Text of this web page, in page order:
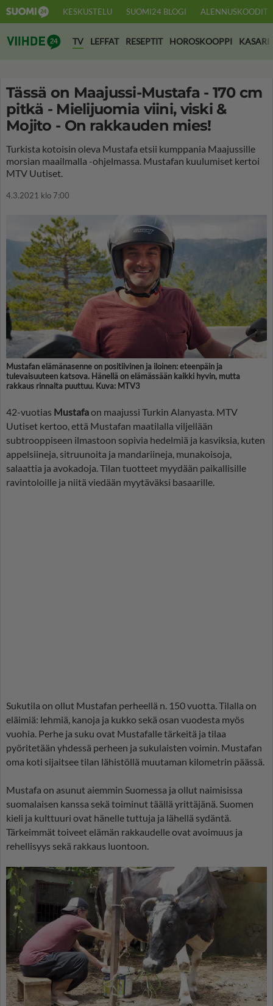
KESKUSTELU SUOMI24 BLOGI ALENNUSKOODIT
Suomi24 Viihde
TV LEFFAT RESEPTIT HOROSKOOPPI KASARI
Tässä on Maajussi-Mustafa - 170 cm
pitkä - Mielijuomia viini, viski &
Mojito - On rakkauden mies!
Turkista kotoisin oleva Mustafa etsii kumppania Maajussille
morsian maailmalla -ohjelmassa. Mustafan kuulumiset kertoi
MTV Uutiset.
4.3.2021 klo 7:00
Mustafan elämänasenne on positiivinen ja iloinen: eteenpäin ja
tulevaisuuteen katsova. Hänellä on elämässään kaikki hyvin, mutta
rakkaus rinnalta puuttuu. Kuva: MTV3
42-vuotias Mustafaon maajussi Turkin Alanyasta. MTV
Uutiset kertoo, että Mustafan maatilalla viljellään
subtrooppiseen ilmastoon sopivia hedelmiä ja kasviksia, kuten
appelsiineja, sitruunoita ja mandariineja, munakoisoja,
salaattia ja avokadoja. Tilan tuotteet myydään paikallisille
ravintoloille ja niitä viedään myytäväksi basaarille.
Sukutila on ollut Mustafan perheellä n. 150 vuotta. Tilalla on
eläimiä: lehmiä, kanoja ja kukko sekä osan vuodesta myös
vuohia. Perhe ja suku ovat Mustafalle tärkeitä ja tilaa
pyöritetään yhdessä perheen ja sukulaisten voimin. Mustafan
oma koti sijaitsee tilan lähistöllä muutaman kilometrin päässä.
Mustafa on asunut aiemmin Suomessa ja ollut naimisissa
suomalaisen kanssa sekä toiminut täällä yrittäjänä. Suomen
kieli ja kulttuuri ovat hänelle tuttuja ja lähellä sydäntä.
Tärkeimmät toiveet elämän rakkaudelle ovat avoimuus ja
rehellisyys sekä rakkaus luontoon.